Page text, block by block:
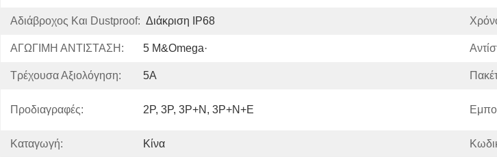
Αδιάβροχος Και Dustproof: Διάκριση IP68
ΑΓΩΓΙΜΗ ΑΝΤΙΣΤΑΣΗ: 5 M&Omega·
Τρέχουσα Αξιολόγηση: 5Α
Προδιαγραφές: 2P, 3P, 3P+N, 3P+N+E
Καταγωγή: Κίνα